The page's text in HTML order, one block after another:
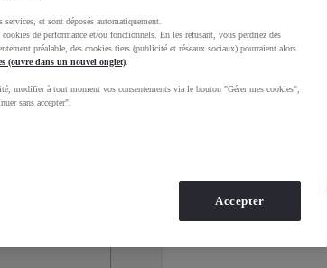
et sont déposés automatiquement.
de performance et/ou fonctionnels. En les refusant, vous perdriez des
préalable, des cookies tiers (publicité et réseaux sociaux) pourraient alors
(ouvre dans un nouvel onglet)
modifier à tout moment vos consentements via le bouton "Gérer mes cookies",
sans accepter".
Accepter